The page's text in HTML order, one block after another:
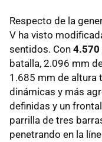
Respecto de la
V ha visto
sentidos. Con 4.570
batalla, 2.096 mm
1.685 mm de altura
dinámicas y más
definidas y un
parrilla de tres
penetrando en la